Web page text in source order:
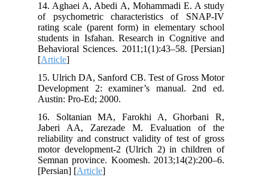
14. Aghaei A, Abedi A, Mohammadi E. A study
of psychometric characteristics of SNAP-IV
rating scale (parent form) in elementary school
students in Isfahan. Research in Cognitive and
Behavioral Sciences. 2011;1(1):43–58. [Persian]
[Article
15. Ulrich DA, Sanford CB. Test of Gross Motor
Development 2: examiner’s manual. 2nd ed.
Austin: Pro-Ed; 2000.
16. Soltanian MA, Farokhi A, Ghorbani R,
Jaberi AA, Zarezade M. Evaluation of the
reliability and construct validity of test of gross
motor development-2 (Ulrich 2) in children of
Semnan province. Koomesh. 2013;14(2):200–6.
[Persian] [Article